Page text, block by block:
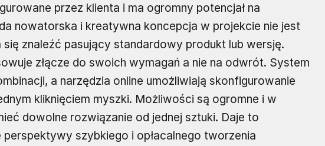
przez klienta i ma ogromny potencjał na
nowatorska i kreatywna koncepcja w projekcie nie jest
znaleźć pasujący standardowy produkt lub wersję.
złącze do swoich wymagań a nie na odwrót. System
a narzędzia online umożliwiają skonfigurowanie
kliknięciem myszki. Możliwości są ogromne i w
dowolne rozwiązanie od jednej sztuki. Daje to
perspektywy szybkiego i opłacalnego tworzenia